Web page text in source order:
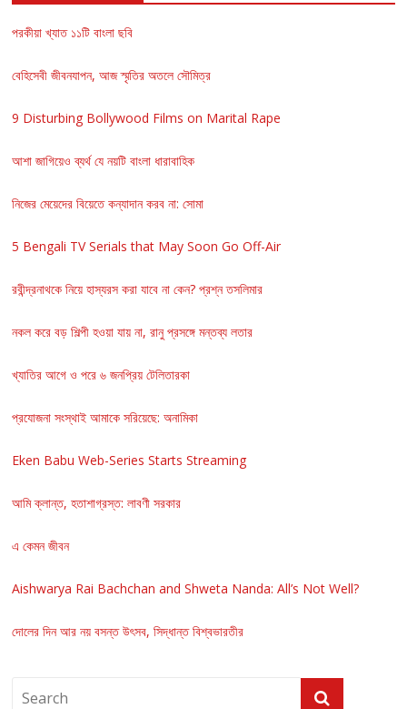
পরকীয়া খ্যাত ১১টি বাংলা ছবি
বেহিসেবী জীবনযাপন, আজ স্মৃতির অতলে সৌমিত্র
9 Disturbing Bollywood Films on Marital Rape
আশা জাগিয়েও ব্যর্থ যে নয়টি বাংলা ধারাবাহিক
নিজের মেয়েদের বিয়েতে কন্যাদান করব না: সোমা
5 Bengali TV Serials that May Soon Go Off-Air
রবীন্দ্রনাথকে নিয়ে হাস্যরস করা যাবে না কেন? প্রশ্ন তসলিমার
নকল করে বড় শিল্পী হওয়া যায় না, রানু প্রসঙ্গে মন্তব্য লতার
খ্যাতির আগে ও পরে ৬ জনপ্রিয় টেলিতারকা
প্রযোজনা সংস্থাই আমাকে সরিয়েছে: অনামিকা
Eken Babu Web-Series Starts Streaming
আমি ক্লান্ত, হতাশাগ্রস্ত: লাবণী সরকার
এ কেমন জীবন
Aishwarya Rai Bachchan and Shweta Nanda: All’s Not Well?
দোলের দিন আর নয় বসন্ত উৎসব, সিদ্ধান্ত বিশ্বভারতীর